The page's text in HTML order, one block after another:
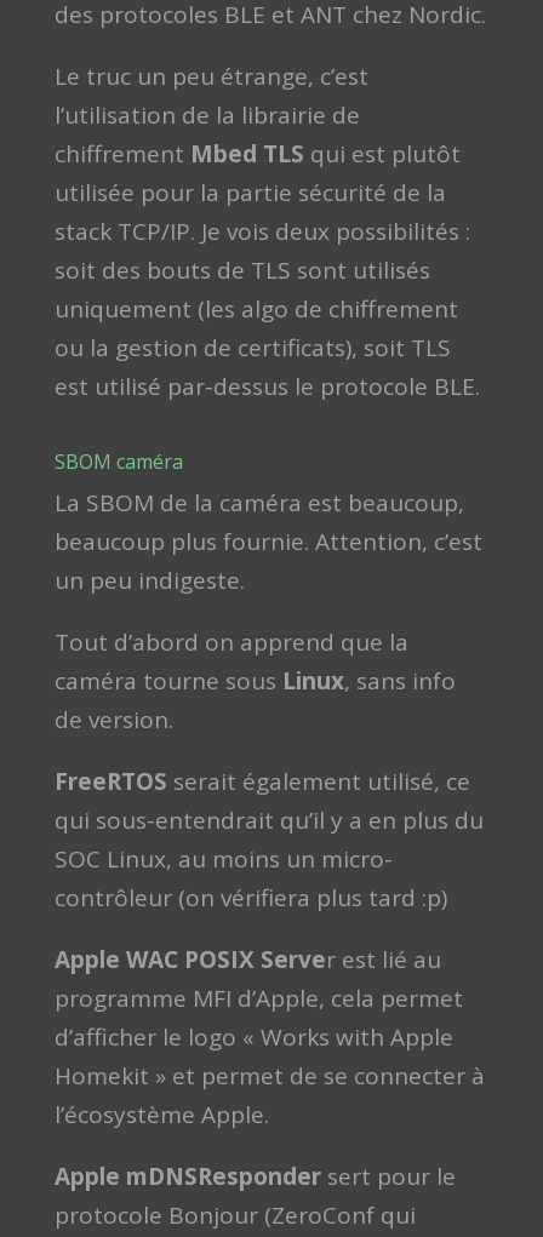
des protocoles BLE et ANT chez Nordic.
Le truc un peu étrange, c’est
l’utilisation de la librairie de
chiffrement Mbed TLS qui est plutôt
utilisée pour la partie sécurité de la
stack TCP/IP. Je vois deux possibilités :
soit des bouts de TLS sont utilisés
uniquement (les algo de chiffrement
ou la gestion de certificats), soit TLS
est utilisé par-dessus le protocole BLE.
SBOM caméra
La SBOM de la caméra est beaucoup,
beaucoup plus fournie. Attention, c’est
un peu indigeste.
Tout d’abord on apprend que la
caméra tourne sous Linux, sans info
de version.
FreeRTOS serait également utilisé, ce
qui sous-entendrait qu’il y a en plus du
SOC Linux, au moins un micro-
contrôleur (on vérifiera plus tard :p)
Apple WAC POSIX Server est lié au
programme MFI d’Apple, cela permet
d’afficher le logo « Works with Apple
Homekit » et permet de se connecter à
l’écosystème Apple.
Apple mDNSResponder sert pour le
protocole Bonjour (ZeroConf qui